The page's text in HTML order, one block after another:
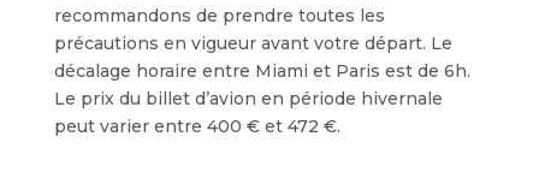
recommandons de prendre toutes les
précautions en vigueur avant votre départ. Le
décalage horaire entre Miami et Paris est de 6h.
Le prix du billet d’avion en période hivernale
peut varier entre 400 € et 472 €.